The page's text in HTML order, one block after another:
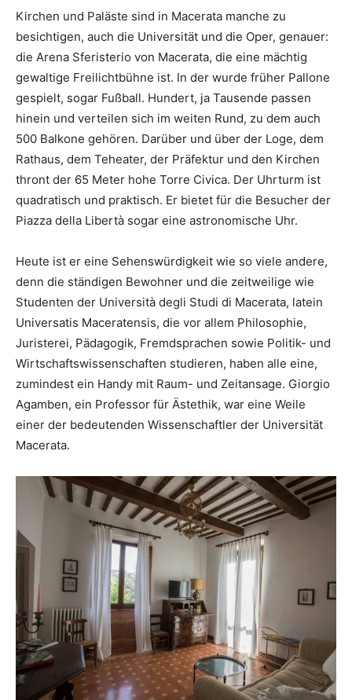
Kirchen und Paläste sind in Macerata manche zu
besichtigen, auch die Universität und die Oper, genauer:
die Arena Sferisterio von Macerata, die eine mächtig
gewaltige Freilichtbühne ist. In der wurde früher Pallone
gespielt, sogar Fußball. Hundert, ja Tausende passen
hinein und verteilen sich im weiten Rund, zu dem auch
500 Balkone gehören. Darüber und über der Loge, dem
Rathaus, dem Teheater, der Präfektur und den Kirchen
thront der 65 Meter hohe Torre Civica. Der Uhrturm ist
quadratisch und praktisch. Er bietet für die Besucher der
Piazza della Libertà sogar eine astronomische Uhr.
Heute ist er eine Sehenswürdigkeit wie so viele andere,
denn die ständigen Bewohner und die zeitweilige wie
Studenten der Università degli Studi di Macerata, latein
Universatis Maceratensis, die vor allem Philosophie,
Juristerei, Pädagogik, Fremdsprachen sowie Politik- und
Wirtschaftswissenschaften studieren, haben alle eine,
zumindest ein Handy mit Raum- und Zeitansage. Giorgio
Agamben, ein Professor für Ästethik, war eine Weile
einer der bedeutenden Wissenschaftler der Universität
Macerata.